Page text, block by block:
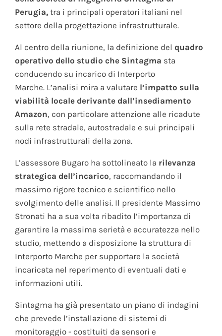
Perugia, tra i principali operatori italiani nel
settore della progettazione infrastrutturale.
Al centro della riunione, la definizione del quadro
operativo dello studio che Sintagma sta
conducendo su incarico di Interporto
Marche. L’analisi mira a valutare l’impatto sulla
viabilità locale derivante dall’insediamento
Amazon, con particolare attenzione alle ricadute
sulla rete stradale, autostradale e sui principali
nodi infrastrutturali della zona.
L’assessore Bugaro ha sottolineato la rilevanza
strategica dell’incarico, raccomandando il
massimo rigore tecnico e scientifico nello
svolgimento delle analisi. Il presidente Massimo
Stronati ha a sua volta ribadito l’importanza di
garantire la massima serietà e accuratezza nello
studio, mettendo a disposizione la struttura di
Interporto Marche per supportare la società
incaricata nel reperimento di eventuali dati e
informazioni utili.
Sintagma ha già presentato un piano di indagini
che prevede l’installazione di sistemi di
monitoraggio - costituiti da sensori e